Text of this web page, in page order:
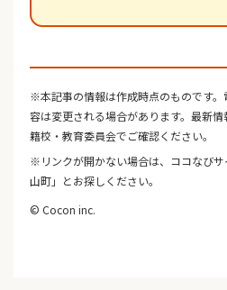
※本記事の情報は作成時点のものです
容は変更される場合があります。最新
籍校・教育委員会でご確認ください。
※リンクが開かない場合は、ココなび
山町」とお探しください。
© Cocon inc.